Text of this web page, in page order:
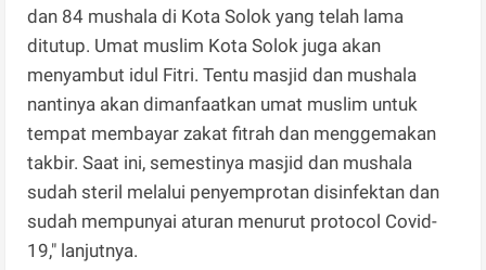
dan 84 mushala di Kota Solok yang telah lama
ditutup. Umat muslim Kota Solok juga akan
menyambut idul Fitri. Tentu masjid dan mushala
nantinya akan dimanfaatkan umat muslim untuk
tempat membayar zakat fitrah dan menggemakan
takbir. Saat ini, semestinya masjid dan mushala
sudah steril melalui penyemprotan disinfektan dan
sudah mempunyai aturan menurut protocol Covid-
19," lanjutnya.